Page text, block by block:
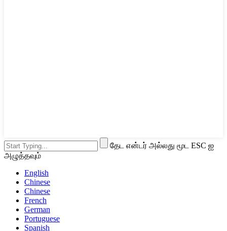
தேட என்டர் அல்லது மூட ESC ஐ
அழுத்தவும்
English
Chinese
Chinese
French
German
Portuguese
Spanish